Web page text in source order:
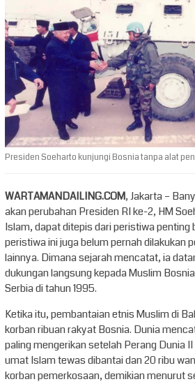
Presiden Soeharto kunjungi Bosnia tanpa alat
WARTAMANDAILING.COM, Jakarta –
akan perubahan Presiden RI ke-2, HM
Islam, dapat ditepis dari peristiwa penting
peristiwa ini juga belum pernah dilakukan
lainnya. Dimana sejarah mencatat, ia
dukungan langsung kepada Muslim
Serbia di tahun 1995.
Ketika itu, pembantaian etnis Muslim di
korban ribuan rakyat Bosnia. Dunia
paling mengerikan setelah Perang Dunia
umat Islam tewas dibantai dan 20 ribu
korban pemerkosaan, demikian menurut